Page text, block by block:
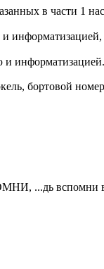
в части 1
информатизацией,
и информатизацией.
бортовой
...дь вспомни